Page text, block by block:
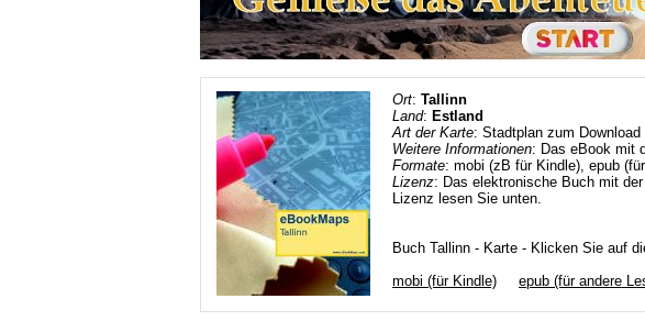
Ort: Tallinn
Land: Estland
Art der Karte: Stadtplan zum
Weitere Informationen: Das eBook mit
Formate: mobi (zB für Kindle), epub
Lizenz: Das elektronische Buch mit
Lizenz lesen Sie unten.
Buch Tallinn - Karte - Klicken Sie auf
mobi (für Kindle)
epub (für andere